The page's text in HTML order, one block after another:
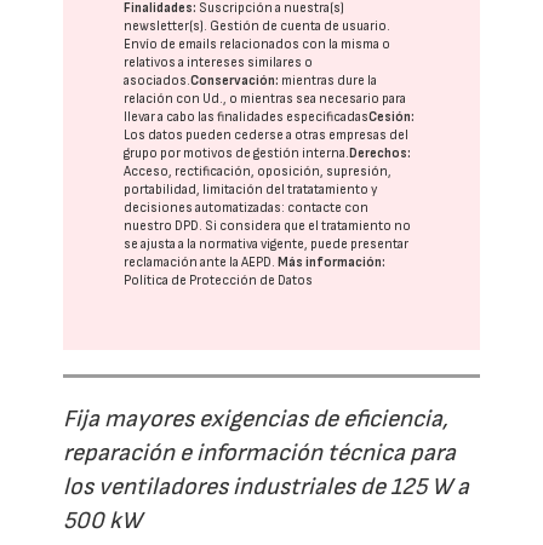
Finalidades: Suscripción a nuestra(s)
newsletter(s). Gestión de cuenta de usuario.
Envío de emails relacionados con la misma o
relativos a intereses similares o
asociados.Conservación: mientras dure la
relación con Ud., o mientras sea necesario para
llevar a cabo las finalidades especificadasCesión:
Los datos pueden cederse a otras empresas del
grupo por motivos de gestión interna.Derechos:
Acceso, rectificación, oposición, supresión,
portabilidad, limitación del tratatamiento y
decisiones automatizadas: contacte con
nuestro DPD. Si considera que el tratamiento no
se ajusta a la normativa vigente, puede presentar
reclamación ante laAEPD.Más información:
Política de Protección de Datos
Fija mayores exigencias de eficiencia,
reparación e información técnica para
los ventiladores industriales de 125 W a
500 kW